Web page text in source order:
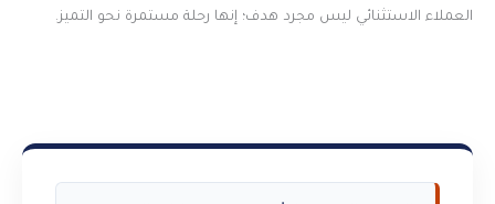
العملاء الاستثنائي ليس مجرد هدف؛ إنها رحلة مستمرة نحو التميز.